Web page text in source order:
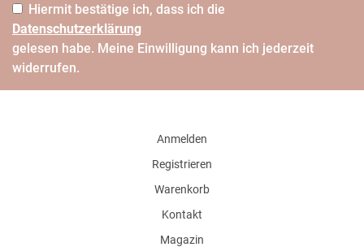
Hiermit bestätige ich, dass ich die
Daten­schutz­erklärung
gelesen habe. Meine Einwilligung kann ich jederzeit
widerrufen.
Anmelden
Registrieren
Warenkorb
Kontakt
Magazin